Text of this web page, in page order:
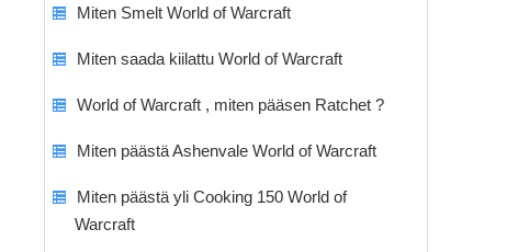
Miten Smelt World of Warcraft
Miten saada kiilattu World of Warcraft
World of Warcraft , miten pääsen Ratchet ?
Miten päästä Ashenvale World of Warcraft
Miten päästä yli Cooking 150 World of
Warcraft